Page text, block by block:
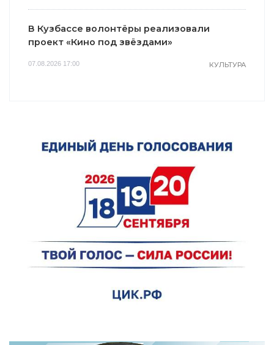
В Кузбассе волонтёры реализовали
проект «Кино под звёздами»
07.08.2026 17:00 КУЛЬТУРА